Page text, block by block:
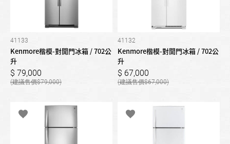
41133
Kenmore楷模-對開門冰箱 / 702公
升
79,000
79,000
41132
Kenmore楷模-對開門冰箱 / 702公
升
67,000
67,000